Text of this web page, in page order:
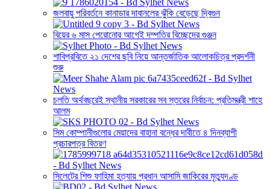
জলবায়ু পরিবর্তনে কানাডার দাবানলের ঝুঁকি বেড়েছে দ্বিগুন
বিয়ের ৬ মাস পেরোনোর আগেই দম্পতির বিচ্ছেদের গুঞ্জন
শাবিপ্রবিতে ২১ দেশের ছবি নিয়ে আন্তর্জাতিক আলোকচিত্র প্রদর্শনী
শুরু
চলতি অর্থবছরেই স্থানীয় সরকারের সব স্তরের নির্বাচন: প্রতিমন্ত্রী শাহে
আলম
সিম কোম্পানীগুলোর মেয়াদের বাহানা বন্ধের দাবীতে ৪ দিনব্যাপী
প্রচারপত্র বিতরণ
সিলেটের শিশু ফাহিমা হত্যায় প্রধান আসামি জাকিরের মৃত্যুদণ্ড